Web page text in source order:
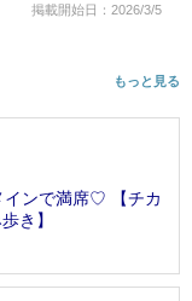
掲載開始日：2026/3/5
もっと見る
インで満席♡ 【チカ
き】